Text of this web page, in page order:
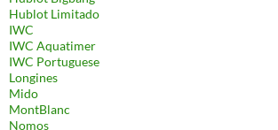
Hublot Limitado
IWC
IWC Aquatimer
IWC Portuguese
Longines
Mido
MontBlanc
Nomos